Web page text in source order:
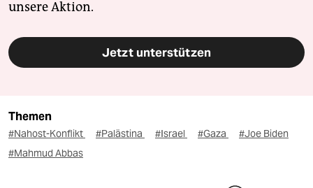
unsere Aktion.
Jetzt unterstützen
Themen
#Nahost-Konflikt #Palästina #Israel #Gaza
#Joe Biden
#Mahmud Abbas